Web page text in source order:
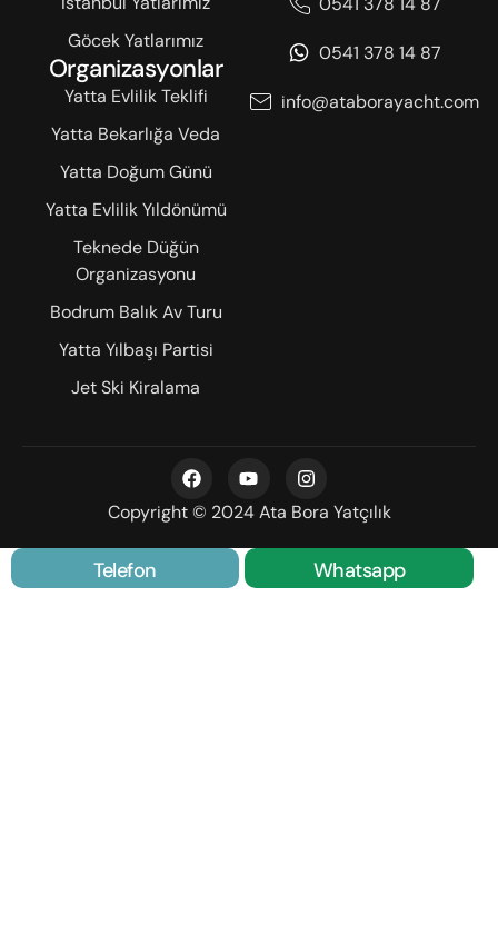
Göcek Yatlarımız
Organizasyonlar
Yatta Evlilik Teklifi
Yatta Bekarlığa Veda
Yatta Doğum Günü
Yatta Evlilik Yıldönümü
Teknede Düğün
Organizasyonu
Bodrum Balık Av Turu
Yatta Yılbaşı Partisi
Jet Ski Kiralama
0541 378 14 87
info@ataborayacht.com
Copyright © 2024 Ata Bora Yatçılık
Telefon Whatsapp